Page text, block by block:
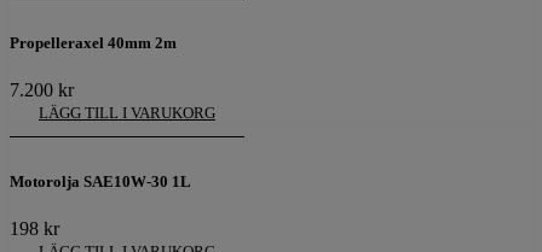
Propelleraxel 40mm 2m
7.200 kr
LÄGG TILL I VARUKORG
Motorolja SAE10W-30 1L
198 kr